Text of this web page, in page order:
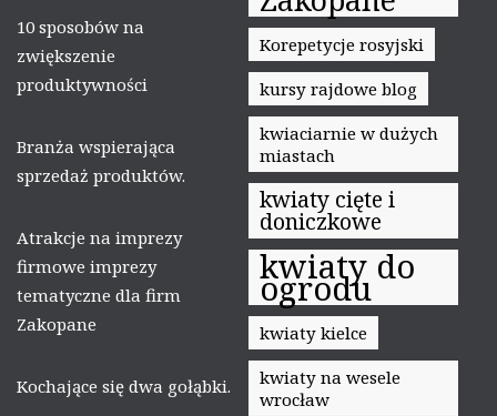
10 sposobów na
zwiększenie
produktywności
Branża wspierająca
sprzedaż produktów.
Atrakcje na imprezy
firmowe imprezy
tematyczne dla firm
Zakopane
Kochające się dwa gołąbki.
Korepetycje rosyjski
kursy rajdowe blog
kwiaciarnie w dużych
miastach
kwiaty cięte i
doniczkowe
kwiaty do
ogrodu
kwiaty kielce
kwiaty na wesele
wrocław